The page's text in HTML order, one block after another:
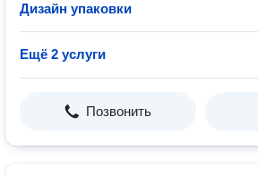
Дизайн упаковки
Ещё 2 услуги
Позвонить